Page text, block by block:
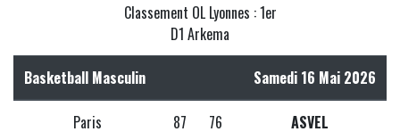
Classement OL Lyonnes : 1er
D1 Arkema
Basketball Masculin Samedi 16 Mai 2026
Paris 87 76 ASVEL